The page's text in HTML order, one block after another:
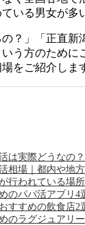
いる男女が多
の？」「正直新
う方のために
をご紹介しま
は実際どうなの
相場｜都内や地
行われている場
のパパ活アプリ4
すすめの飲食店2
のラグジュアリ